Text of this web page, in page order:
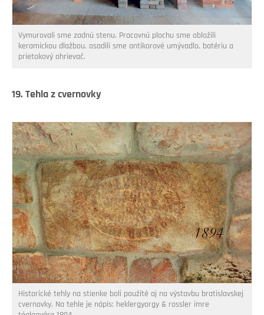
Vymurovali sme zadnú stenu. Pracovnú plochu sme obložili
keramickou dlažbou, osadili sme antikorové umývadlo, batériu a
prietokový ohrievač.
19. Tehla z cvernovky
Historické tehly na stienke boli použité aj na výstavbu bratislavskej
cvernovky. Na tehle je nápis: heklergyorgy & rossler imre